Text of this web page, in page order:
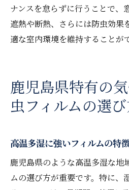
ナンスを怠らずに行うことで、
遮熱や断熱、さらには防虫効果
適な室内環境を維持することが
鹿児島県特有の
虫フィルムの選
高温多湿に強いフィルムの特
鹿児島県のような高温多湿な地
ムの選び方が重要です。特に、